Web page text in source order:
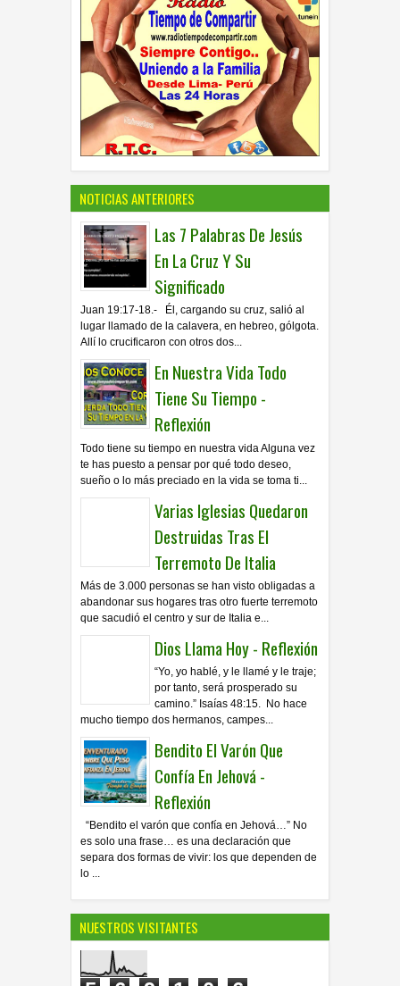
NOTICIAS ANTERIORES
Las 7 Palabras De Jesús
En La Cruz Y Su
Significado
Juan 19:17-18.- Él, cargando su cruz, salió al
lugar llamado de la calavera, en hebreo, gólgota.
Allí lo crucificaron con otros dos...
En Nuestra Vida Todo
Tiene Su Tiempo -
Reflexión
Todo tiene su tiempo en nuestra vida Alguna vez
te has puesto a pensar por qué todo deseo,
sueño o lo más preciado en la vida se toma ti...
Varias Iglesias Quedaron
Destruidas Tras El
Terremoto De Italia
Más de 3.000 personas se han visto obligadas a
abandonar sus hogares tras otro fuerte terremoto
que sacudió el centro y sur de Italia e...
Dios Llama Hoy - Reflexión
“Yo, yo hablé, y le llamé y le traje;
por tanto, será prosperado su
camino.” Isaías 48:15. No hace
mucho tiempo dos hermanos, campes...
Bendito El Varón Que
Confía En Jehová -
Reflexión
“Bendito el varón que confía en Jehová…” No
es solo una frase… es una declaración que
separa dos formas de vivir: los que dependen de
lo ...
NUESTROS VISITANTES